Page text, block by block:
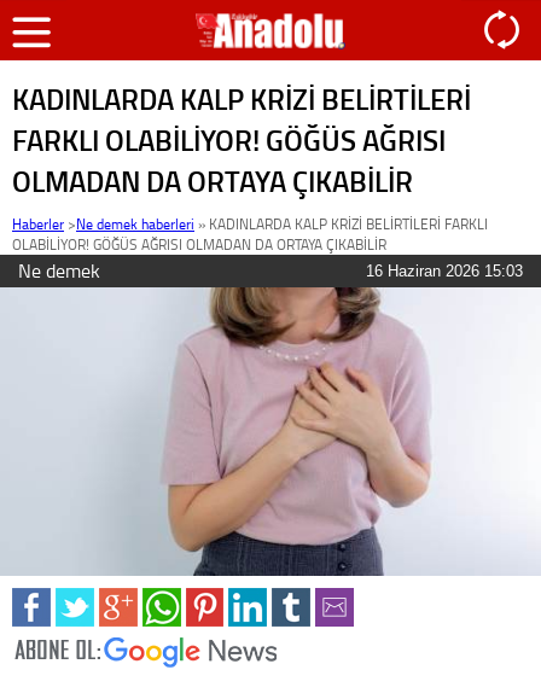
KADINLARDA KALP KRİZİ BELİRTİLERİ
FARKLI OLABİLİYOR! GÖĞÜS AĞRISI
OLMADAN DA ORTAYA ÇIKABİLİR
Haberler >Ne demek haberleri » KADINLARDA KALP KRİZİ BELİRTİLERİ FARKLI
OLABİLİYOR! GÖĞÜS AĞRISI OLMADAN DA ORTAYA ÇIKABİLİR
Ne demek 16 Haziran 2026 15:03